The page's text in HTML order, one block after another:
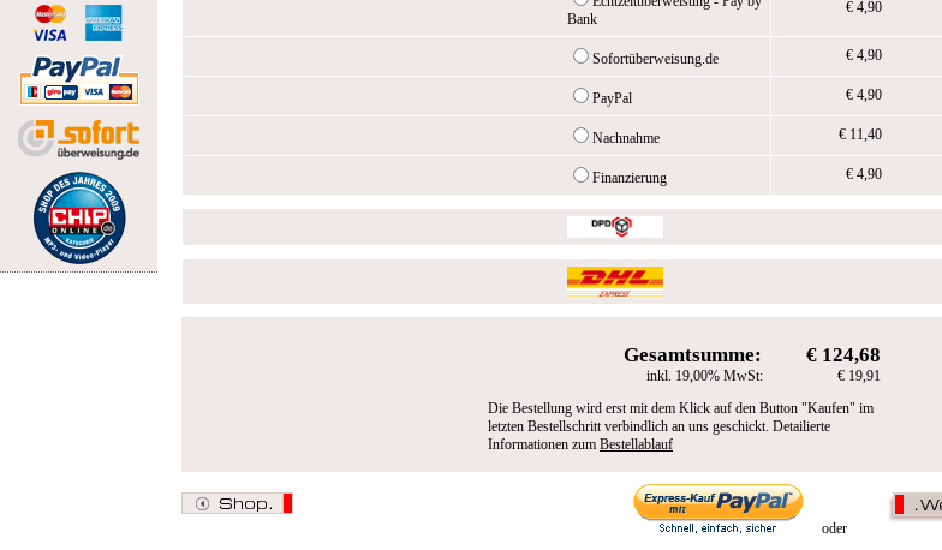
Bank
€ 4,90
Sofortüberweisung.de € 4,90
PayPal € 4,90
Nachnahme € 11,40
Finanzierung € 4,90
Gesamtsumme: € 124,68
inkl. 19,00% MwSt:
€ 19,91
Die Bestellung wird erst mit dem Klick auf den Button "Kaufen" im
letzten Bestellschritt verbindlich an uns geschickt. Detailierte
Informationen zum Bestellablauf
oder